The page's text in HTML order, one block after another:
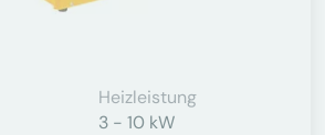
Heizleistung
3 - 10 kW